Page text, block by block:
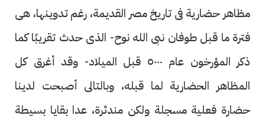
مظاهر حضارية فى تاريخ مصر القديمة، رغم تدوينها، هى
فترة ما قبل طوفان نبى الله نوح- الذى حدث تقريبًا كما
ذكر المؤرخون عام ٥٠٠٠ قبل الميلاد- وقد أغرق كل
المظاهر الحضارية لما قبله، وبالتالى أصبحت لدينا
حضارة فعلية مسجلة ولكن مندثرة، عدا بقايا بسيطة